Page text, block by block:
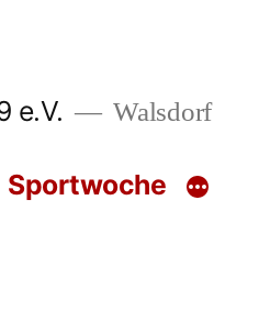
e.V.
Walsdorf
Sportwoche